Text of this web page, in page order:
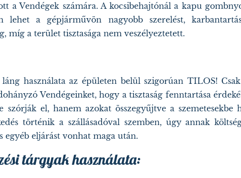
a Vendégek számára. A kocsibehajtónál a kapu
lehet a gépjárművön nagyobb szerelést,
míg a terület tisztasága nem veszélyeztetett.
használata az épületen belül szigorúan TILOS!
Vendégeinket, hogy a tisztaság fenntartása
szórják el, hanem azokat összegyűjtve a
történik a szállásadóval szemben, úgy annak
egyéb eljárást vonhat maga után.
tárgyak használata: